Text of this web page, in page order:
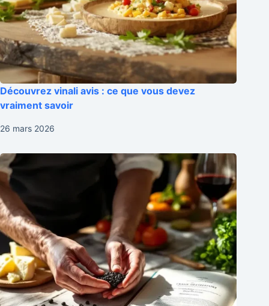
Découvrez vinali avis : ce que vous devez
vraiment savoir
26 mars 2026